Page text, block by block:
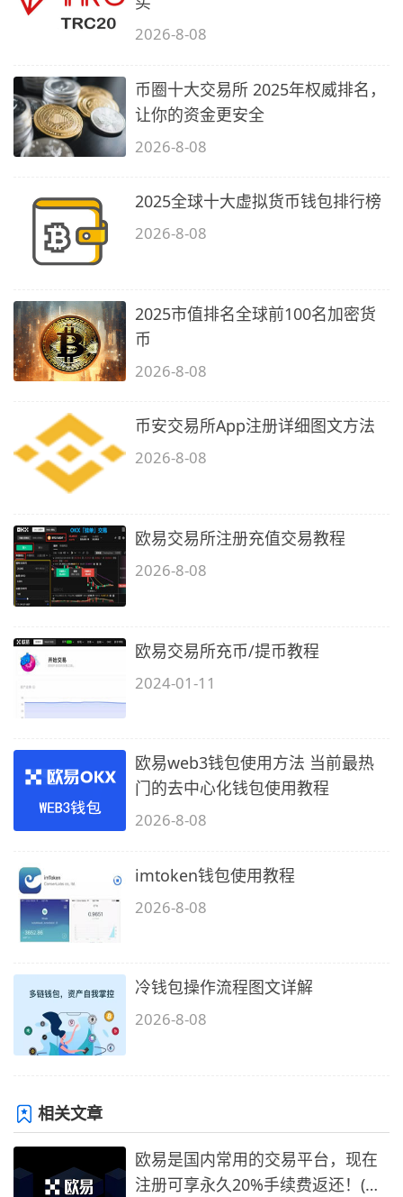
2026-8-08
币圈十大交易所 2025年权威排名，
让你的资金更安全
2026-8-08
2025全球十大虚拟货币钱包排行榜
2026-8-08
2025市值排名全球前100名加密货
币
2026-8-08
币安交易所App注册详细图文方法
2026-8-08
欧易交易所注册充值交易教程
2026-8-08
欧易交易所充币/提币教程
2024-01-11
欧易web3钱包使用方法 当前最热
门的去中心化钱包使用教程
2026-8-08
imtoken钱包使用教程
2026-8-08
冷钱包操作流程图文详解
2026-8-08
相关文章
欧易是国内常用的交易平台，现在
注册可享永久20%手续费返还！(必